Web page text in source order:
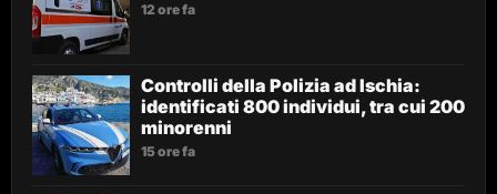
12 ore fa
Controlli della Polizia ad Ischia:
identificati 800 individui, tra cui 200
minorenni
15 ore fa